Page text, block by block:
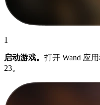
1
启动游戏。 打开 Wand 应
23。